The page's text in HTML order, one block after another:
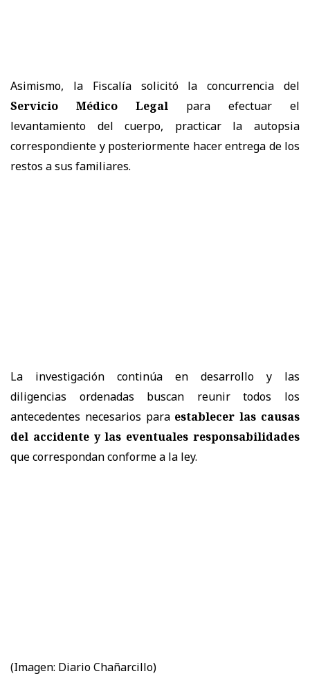
Asimismo, la Fiscalía solicitó la concurrencia del
Servicio Médico Legal para efectuar el
levantamiento del cuerpo, practicar la autopsia
correspondiente y posteriormente hacer entrega de los
restos a sus familiares.
La investigación continúa en desarrollo y las
diligencias ordenadas buscan reunir todos los
antecedentes necesarios para establecer las causas
del accidente y las eventuales responsabilidades
que correspondan conforme a la ley.
(Imagen: Diario Chañarcillo)